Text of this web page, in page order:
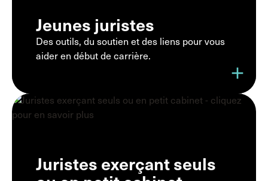
Jeunes juristes
Des outils, du soutien et des liens pour vous
aider en début de carrière.
add
Juristes exerçant seuls